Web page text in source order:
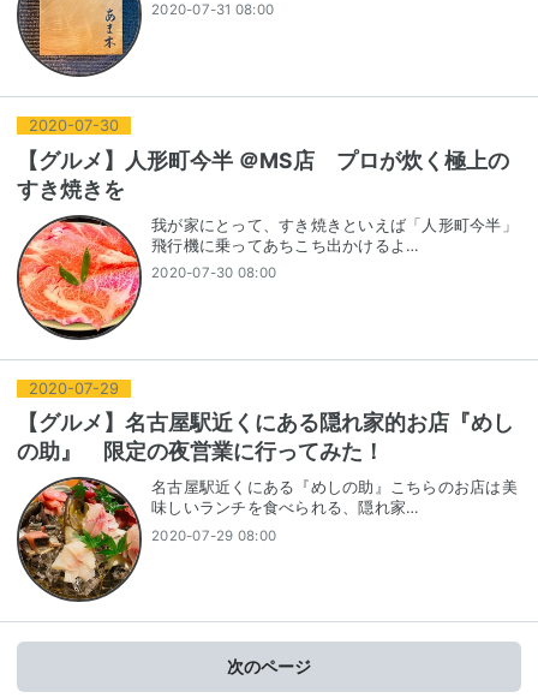
2020-07-31 08:00
2020-07-30
【グルメ】人形町今半 ＠MS店 プロが炊く極上の
すき焼きを
我が家にとって、すき焼きといえば「人形町今半」
飛行機に乗ってあちこち出かけるよ…
2020-07-30 08:00
2020-07-29
【グルメ】名古屋駅近くにある隠れ家的お店『めし
の助』 限定の夜営業に行ってみた！
名古屋駅近くにある『めしの助』こちらのお店は美
味しいランチを食べられる、隠れ家…
2020-07-29 08:00
次のページ